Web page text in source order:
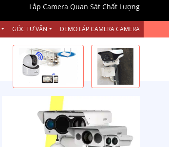
Lắp Camera Quan Sát Chất Lượng
GÓC TƯ VẤN DEMO LẮP CAMERA CAMERA